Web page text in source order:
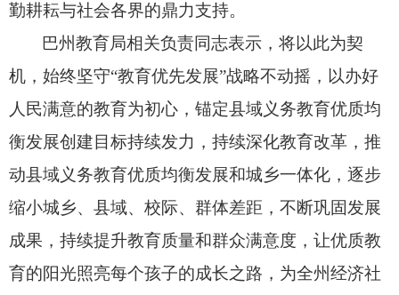
勤耕耘与社会各界的鼎力支持。
巴州教育局相关负责同志表示，将以此为契
机， 始终坚守“教育优先发展”战略不动摇， 以办好
人民满意的教育为初心， 锚定县域义务教育优质均
衡发展创建目标持续发力， 持续深化教育改革， 推
动县域义务教育优质均衡发展和城乡一体化， 逐步
缩小城乡、 县域、 校际、 群体差距， 不断巩固发展
成果， 持续提升教育质量和群众满意度， 让优质教
育的阳光照亮每个孩子的成长之路， 为全州经济社